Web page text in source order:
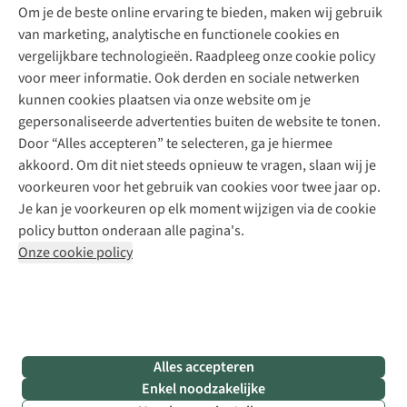
Om je de beste online ervaring te bieden, maken wij gebruik
van marketing, analytische en functionele cookies en
vergelijkbare technologieën. Raadpleeg onze cookie policy
voor meer informatie. Ook derden en sociale netwerken
kunnen cookies plaatsen via onze website om je
gepersonaliseerde advertenties buiten de website te tonen.
Door “Alles accepteren” te selecteren, ga je hiermee
akkoord. Om dit niet steeds opnieuw te vragen, slaan wij je
voorkeuren voor het gebruik van cookies voor twee jaar op.
Je kan je voorkeuren op elk moment wijzigen via de cookie
policy button onderaan alle pagina's.
Onze cookie policy
Alles accepteren
Enkel noodzakelijke
Schoenherstelling
Kledingherstelling
Retouches
Voor bedrijven
Explore Academy
Explore Camp
Gear Check
Inspiratie & advies
Meld je aan voor de nieuwsbrief
Follow us
Disclaimer Privacy Policy
Algemene voorwaarden
Cookie Policy